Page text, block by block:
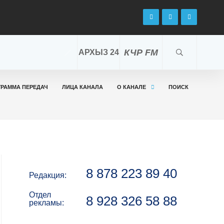
КЧР FM
АРХЫЗ 24
ПЕРЕДАЧ ЛИЦА КАНАЛА О КАНАЛЕ
ПОИСК
Редакция: 8 878 223 89 40
Отдел
рекламы:
8 928 326 58 88